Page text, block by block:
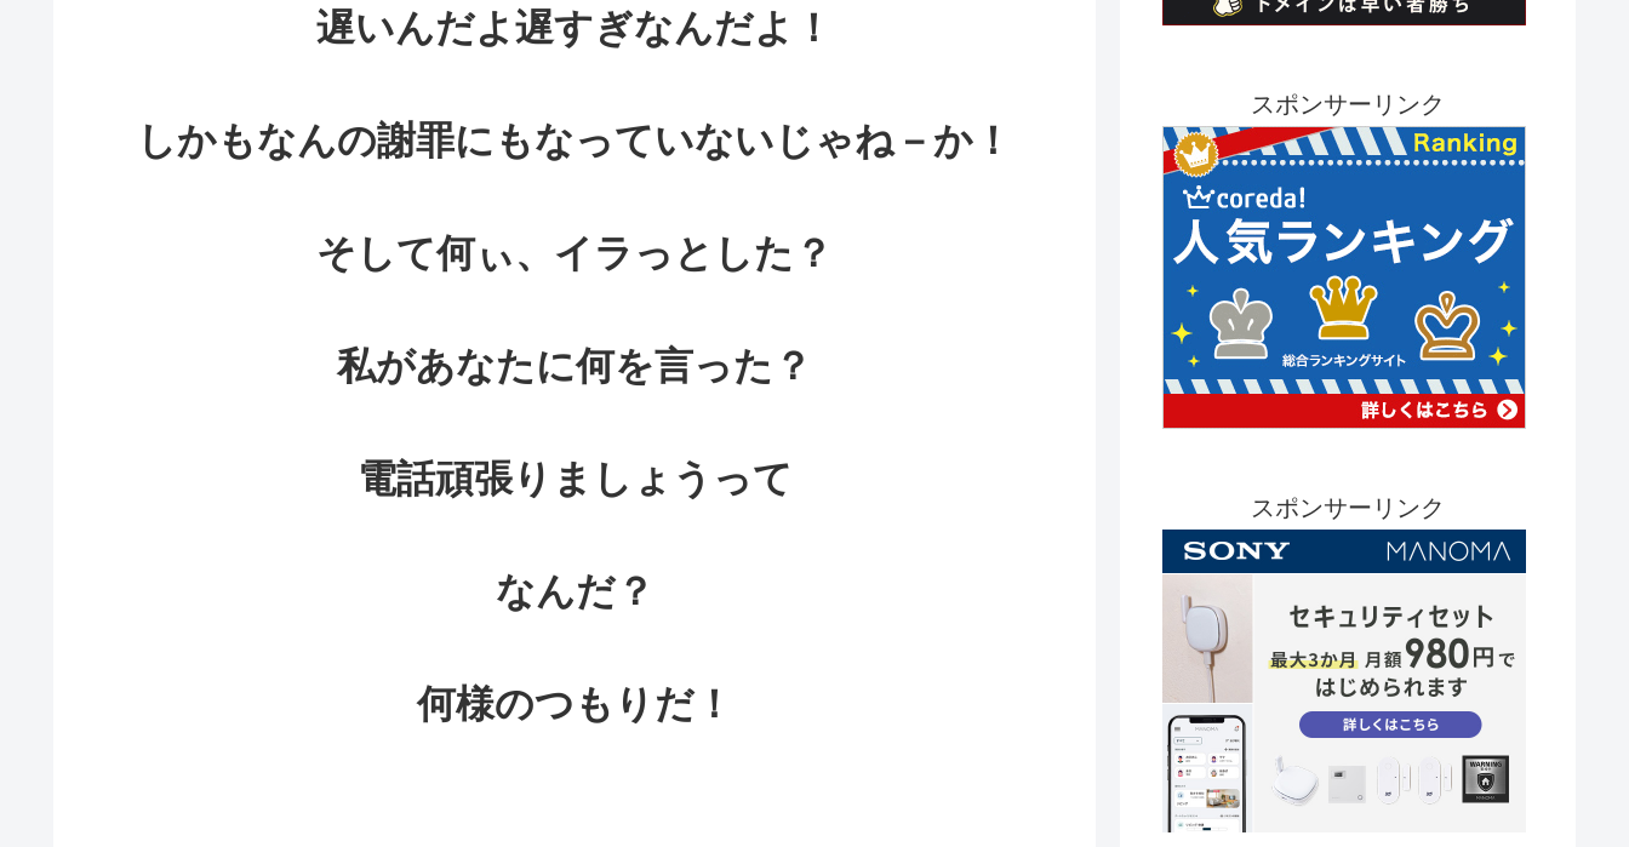
遅いんだよ遅すぎなんだよ！
しかもなんの謝罪にもなっていないじゃね－か！
そして何ぃ、イラっとした？
私があなたに何を言った？
電話頑張りましょうって
なんだ？
何様のつもりだ！
スポンサーリンク
スポンサーリンク